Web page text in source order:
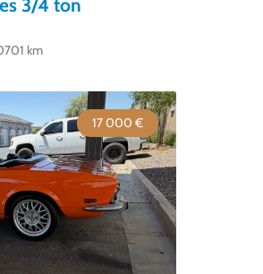
3/4 ton
km
17 000 €